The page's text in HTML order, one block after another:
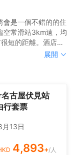
是一個不錯的的住
空常滑站3km遠，均
短的距離。酒店占
驗。浴室內提供吹
需求。酒店設有24
的行程安排。
會是一個不錯的的住
短的距離。酒店占
房都配備有房內保
驗。浴室內提供吹
環境，再搭配上細
需求。酒店設有24
的行程安排。
展開
名古屋伏見站
自由行套票
月13日
4,893+/人